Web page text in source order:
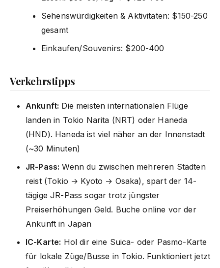
Sehenswürdigkeiten & Aktivitäten: $150-250
gesamt
Einkaufen/Souvenirs: $200-400
Verkehrstipps
Ankunft: Die meisten internationalen Flüge
landen in Tokio Narita (NRT) oder Haneda
(HND). Haneda ist viel näher an der Innenstadt
(~30 Minuten)
JR-Pass: Wenn du zwischen mehreren Städten
reist (Tokio → Kyoto → Osaka), spart der 14-
tägige JR-Pass sogar trotz jüngster
Preiserhöhungen Geld. Buche online vor der
Ankunft in Japan
IC-Karte: Hol dir eine Suica- oder Pasmo-Karte
für lokale Züge/Busse in Tokio. Funktioniert jetzt